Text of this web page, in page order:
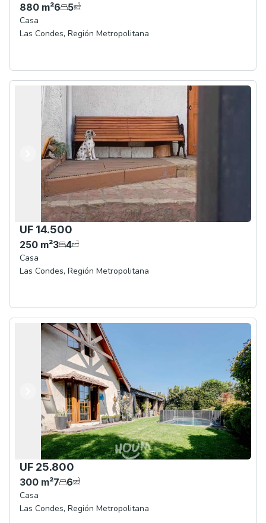
880 m²6 5
Casa
Las Condes, Región Metropolitana
Anterior
Siguiente
UF 14.500
250 m²3 4
Casa
Las Condes, Región Metropolitana
Anterior
Siguiente
UF 25.800
300 m²7 6
Casa
Las Condes, Región Metropolitana